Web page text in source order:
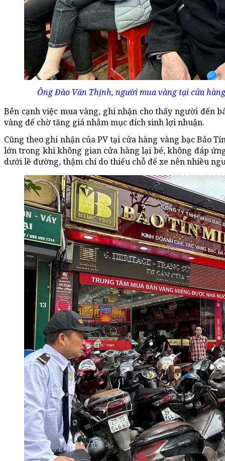
Ông Đào Văn Thịnh, người mua vàng tại cửa
Bên cạnh việc mua vàng, ghi nhận cho thấy người đến
vàng để chờ tăng giá nhằm mục đích sinh lợi nhuận.
Cũng theo ghi nhận của PV tại cửa hàng vàng bạc Bảo
lớn trong khi không gian cửa hàng lại bé, không đáp
dưới lề đường, thậm chí do thiếu chỗ để xe nên nhiều